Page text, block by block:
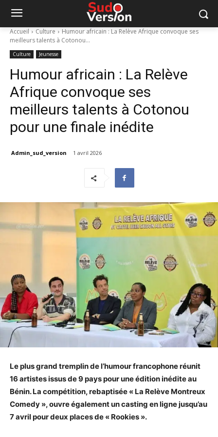
Accueil Culture
Humour africain : La Relève Afrique convoque ses
meilleurs talents à Cotonou...
Culture Jeunesse
Humour africain : La Relève
Afrique convoque ses
meilleurs talents à Cotonou
pour une finale inédite
Admin_sud_version 1 avril 2026
Le plus grand tremplin de l’humour francophone réunit
16 artistes issus de 9 pays pour une édition inédite au
Bénin. La compétition, rebaptisée « La Relève Montreux
Comedy », ouvre également un casting en ligne jusqu’au
7 avril pour deux places de « Rookies ».